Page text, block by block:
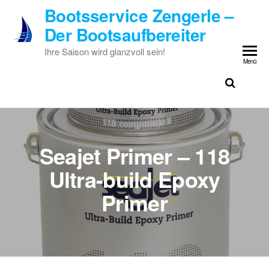
Inhalt
springen
Bootsservice Zengerle –
Der Bootsaufbereiter
Ihre Saison wird glanzvoll sein!
Menü
Seajet Primer – 118
Ultra-build Epoxy
Primer